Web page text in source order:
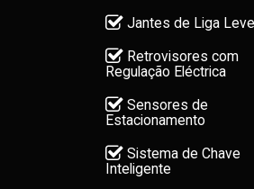
Jantes de Liga Leve
Retrovisores com
Regulação Eléctrica
Sensores de
Estacionamento
Sistema de Chave
Inteligente